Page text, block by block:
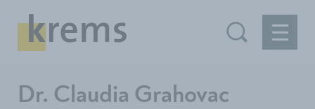
Dr. Claudia Grahovac